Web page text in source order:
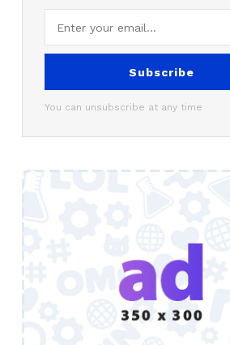
Subscribe
You can unsubscribe at any time